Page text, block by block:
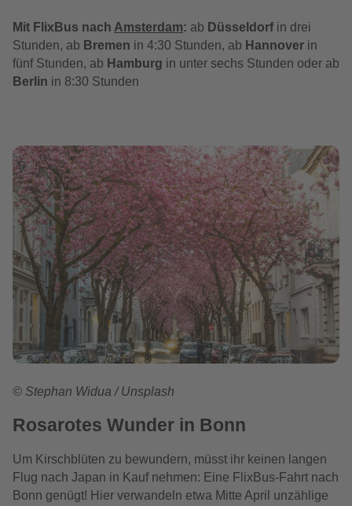
Mit FlixBus nach Amsterdam: ab Düsseldorfin drei
Stunden, ab Bremen in 4:30 Stunden, ab Hannover in
fünf Stunden, ab Hamburg in unter sechs Stunden oder ab
Berlin in 8:30 Stunden
© Stephan Widua / Unsplash
Rosarotes Wunder in Bonn
Um Kirschblüten zu bewundern, müsst ihr keinen langen
Flug nach Japan in Kauf nehmen: Eine FlixBus-Fahrt nach
Bonn genügt! Hier verwandeln etwa Mitte April unzählige